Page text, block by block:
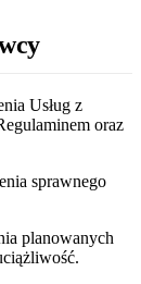
Usług z
oraz
sprawnego
planowanych